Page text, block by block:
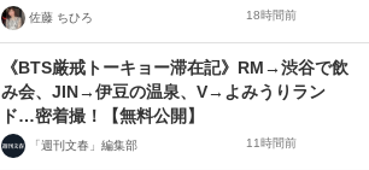
佐藤 ちひろ 18時間前
《BTS厳戒トーキョー滞在記》RM→渋谷で飲
み会、JIN→伊豆の温泉、V→よみうりラン
ド…密着撮！【無料公開】
「週刊文春」編集部 11時間前